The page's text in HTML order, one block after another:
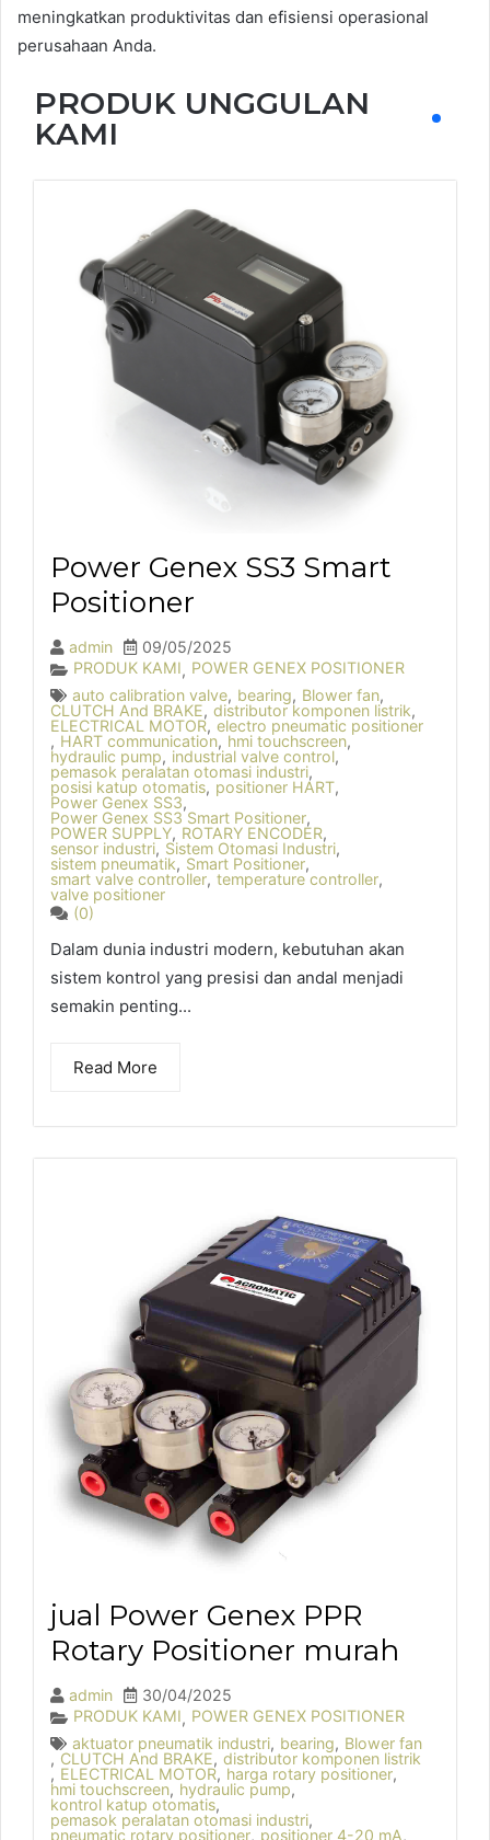
meningkatkan produktivitas dan efisiensi operasional
perusahaan Anda.
PRODUK UNGGULAN
KAMI
Power Genex SS3 Smart
Positioner
admin
09/05/2025
PRODUK KAMI, POWER GENEX POSITIONER
auto calibration valve, bearing, Blower fan,
CLUTCH And BRAKE, distributor komponen listrik,
ELECTRICAL MOTOR, electro pneumatic positioner
, HART communication, hmi touchscreen,
hydraulic pump, industrial valve control,
pemasok peralatan otomasi industri,
posisi katup otomatis, positioner HART,
Power Genex SS3,
Power Genex SS3 Smart Positioner,
POWER SUPPLY, ROTARY ENCODER,
sensor industri, Sistem Otomasi Industri,
sistem pneumatik, Smart Positioner,
smart valve controller, temperature controller,
valve positioner
(0)
Dalam dunia industri modern, kebutuhan akan
sistem kontrol yang presisi dan andal menjadi
semakin penting...
Read More
jual Power Genex PPR
Rotary Positioner murah
admin
30/04/2025
PRODUK KAMI, POWER GENEX POSITIONER
aktuator pneumatik industri, bearing, Blower fan
, CLUTCH And BRAKE, distributor komponen listrik
, ELECTRICAL MOTOR, harga rotary positioner,
hmi touchscreen, hydraulic pump,
kontrol katup otomatis,
pemasok peralatan otomasi industri,
pneumatic rotary positioner, positioner 4-20 mA,